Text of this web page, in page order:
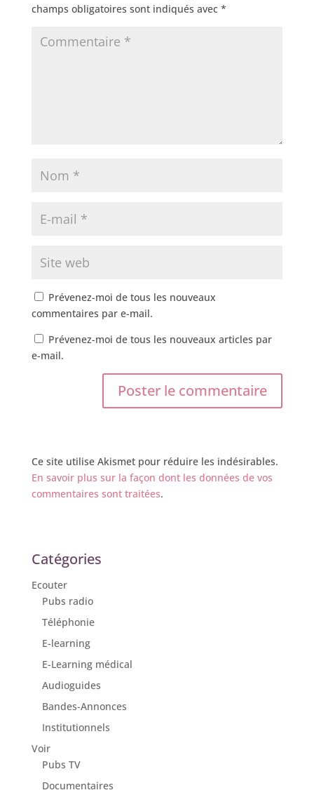
champs obligatoires sont indiqués avec *
Prévenez-moi de tous les nouveaux
commentaires par e-mail.
Prévenez-moi de tous les nouveaux articles par
e-mail.
Ce site utilise Akismet pour réduire les indésirables.
En savoir plus sur la façon dont les données de vos
commentaires sont traitées.
Catégories
Ecouter
Pubs radio
Téléphonie
E-learning
E-Learning médical
Audioguides
Bandes-Annonces
Institutionnels
Voir
Pubs TV
Documentaires